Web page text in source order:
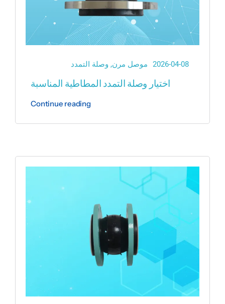
2026-04-08 موصل مرن, وصلة التمدد
اختيار وصلة التمدد المطاطية المناسبة
Continue reading